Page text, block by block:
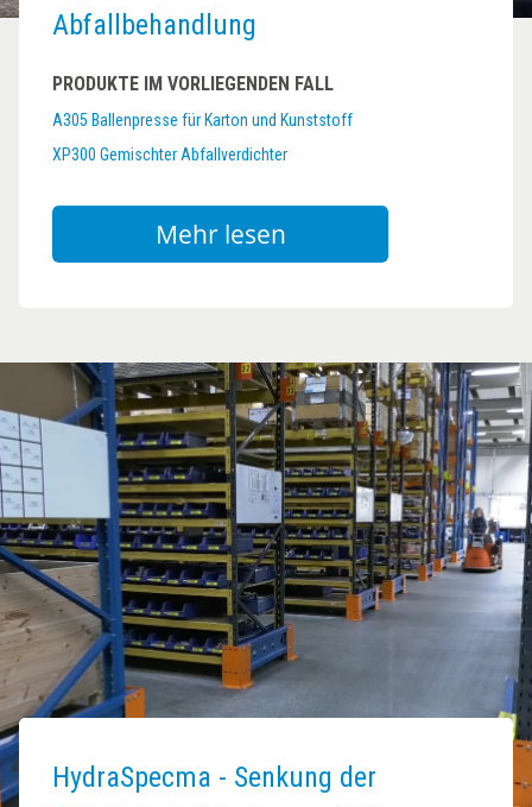
Abfallbehandlung
PRODUKTE IM VORLIEGENDEN FALL
A305 Ballenpresse für Karton und Kunststoff
XP300 Gemischter Abfallverdichter
Mehr lesen
HydraSpecma - Senkung der